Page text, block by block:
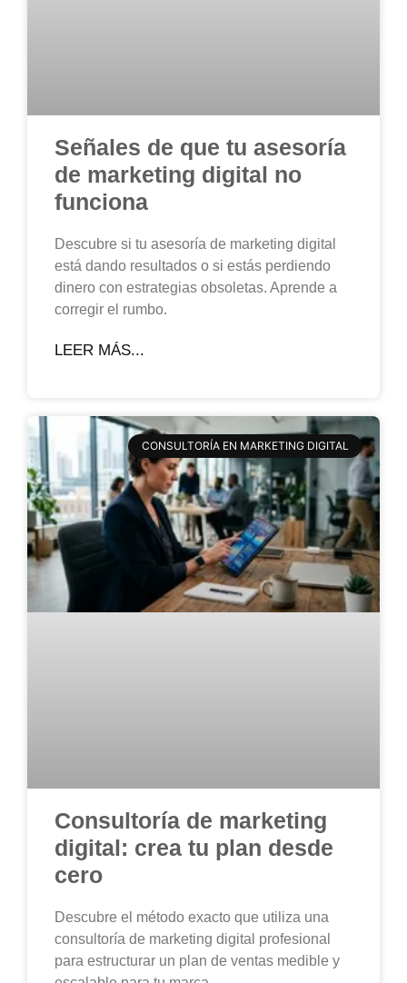
Señales de que tu asesoría
de marketing digital no
funciona
Descubre si tu asesoría de marketing digital
está dando resultados o si estás perdiendo
dinero con estrategias obsoletas. Aprende a
corregir el rumbo.
LEER MÁS...
CONSULTORÍA EN MARKETING DIGITAL
Consultoría de marketing
digital: crea tu plan desde
cero
Descubre el método exacto que utiliza una
consultoría de marketing digital profesional
para estructurar un plan de ventas medible y